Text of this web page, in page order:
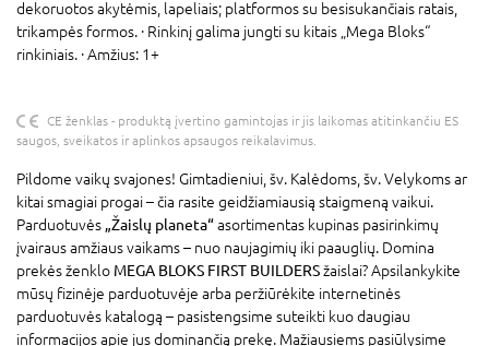
dekoruotos akytėmis, lapeliais; platformos su besisukančiais ratais,
trikampės formos. · Rinkinį galima jungti su kitais „Mega Bloks“
rinkiniais. · Amžius: 1+
CE ženklas - produktą įvertino gamintojas ir jis laikomas atitinkančiu ES
saugos, sveikatos ir aplinkos apsaugos reikalavimus.
Pildome vaikų svajones! Gimtadieniui, šv. Kalėdoms, šv. Velykoms ar
kitai smagiai progai – čia rasite geidžiamiausią staigmeną vaikui.
Parduotuvės „Žaislų planeta“asortimentas kupinas pasirinkimų
įvairaus amžiaus vaikams – nuo naujagimių iki paauglių. Domina
prekės ženklo MEGA BLOKS FIRST BUILDERSžaislai? Apsilankykite
mūsų fizinėje parduotuvėje arba peržiūrėkite internetinės
parduotuvės katalogą – pasistengsime suteikti kuo daugiau
informacijos apie jus dominančią prekę. Mažiausiems pasiūlysime